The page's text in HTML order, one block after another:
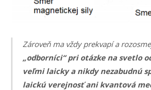
Zároveň ma vždy prekvapí a
„odborníci“ pri otázke na svetlo
veľmi laicky a nikdy nezabudnú
laickú verejnosť ani kvantová